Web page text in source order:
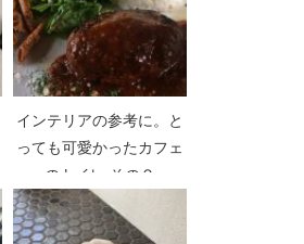
インテリアの参考に。と
っても可愛かったカフェ
のトイレ その２